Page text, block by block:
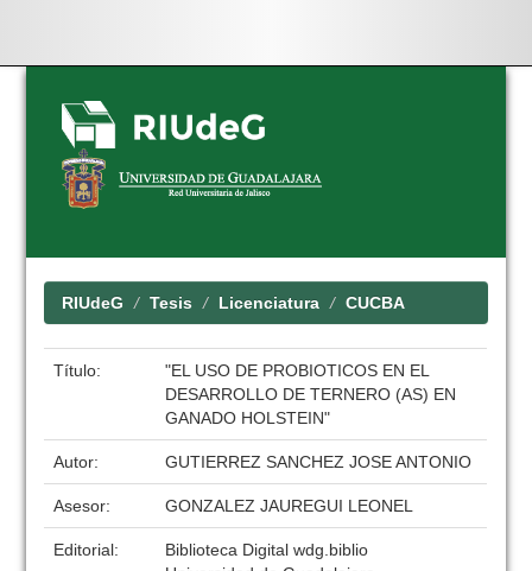
Skip
navigation
RIUdeG Tesis Licenciatura CUCBA
Título:
"EL USO DE PROBIOTICOS EN EL
DESARROLLO DE TERNERO (AS) EN
GANADO HOLSTEIN"
Autor: GUTIERREZ SANCHEZ JOSE ANTONIO
Asesor: GONZALEZ JAUREGUI LEONEL
Editorial:
Biblioteca Digital wdg.biblio